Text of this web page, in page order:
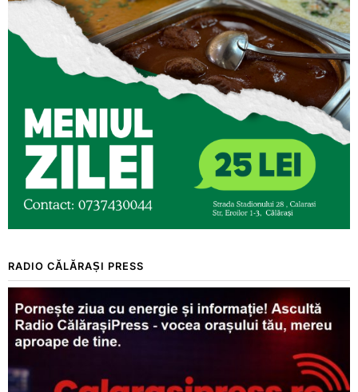
RADIO CĂLĂRAȘI PRESS